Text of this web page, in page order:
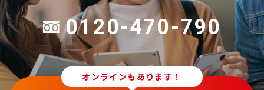
0120-470-790
オンラインもあります！